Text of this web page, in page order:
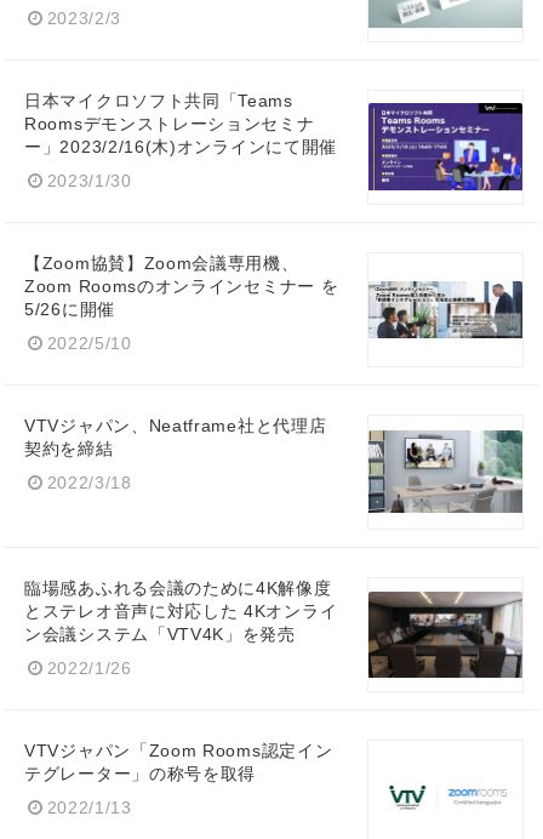
2023/2/3
日本マイクロソフト共同「Teams
Roomsデモンストレーションセミナ
ー」2023/2/16(木)オンラインにて開催
2023/1/30
【Zoom協賛】Zoom会議専用機、
Zoom Roomsのオンラインセミナー を
5/26に開催
2022/5/10
VTVジャパン、Neatframe社と代理店
契約を締結
2022/3/18
臨場感あふれる会議のために4K解像度
とステレオ音声に対応した 4Kオンライ
ン会議システム「VTV4K」を発売
2022/1/26
VTVジャパン「Zoom Rooms認定イン
テグレーター」の称号を取得
2022/1/13